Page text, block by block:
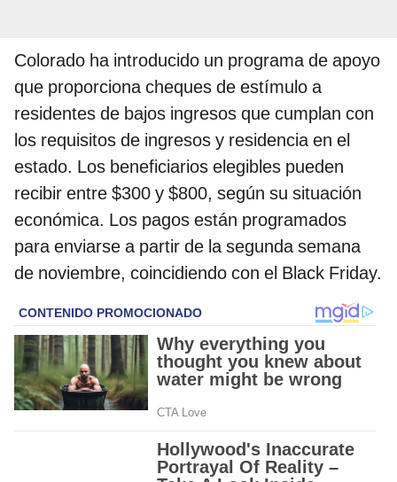
Colorado ha introducido un programa de apoyo
que proporciona cheques de estímulo a
residentes de bajos ingresos que cumplan con
los requisitos de ingresos y residencia en el
estado. Los beneficiarios elegibles pueden
recibir entre $300 y $800, según su situación
económica. Los pagos están programados
para enviarse a partir de la segunda semana
de noviembre, coincidiendo con el Black Friday.